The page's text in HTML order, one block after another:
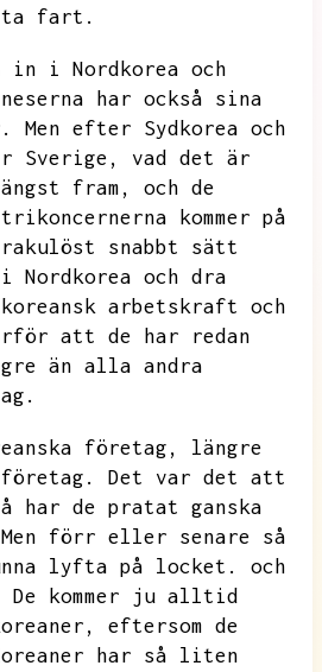
fart.
in i Nordkorea och
har också sina
Men efter Sydkorea och
Sverige,
vad det är
fram,
och de
kommer på
snabbt sätt
och dra
arbetskraft och
att de har redan
än alla andra
företag,
längre
Det var det att
har de pratat ganska
Men förr eller senare så
lyfta på locket.
och
De kommer ju alltid
eftersom de
har så liten